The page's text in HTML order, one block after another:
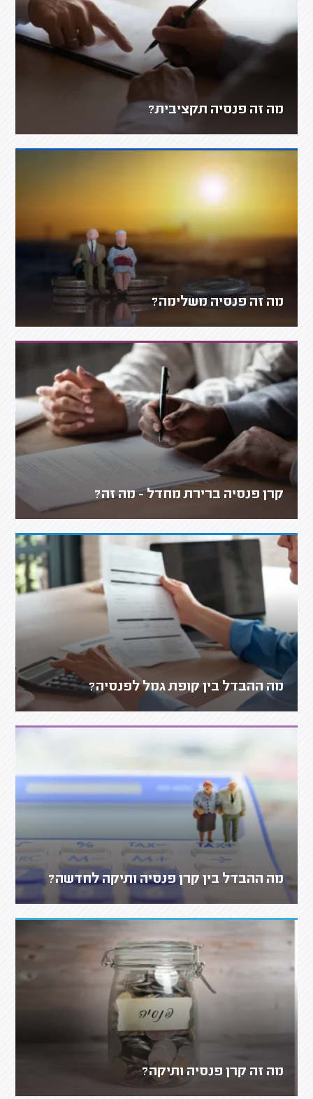
מה זה פנסיה תקציבית?
מה זה פנסיה משלימה?
קרן פנסיה ברירת מחדל - מה זה?
מה ההבדל בין קופת גמל לפנסיה?
מה ההבדל בין קרן פנסיה ותיקה לחדשה?
מה זה קרן פנסיה ותיקה?